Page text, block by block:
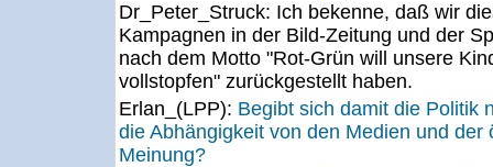
Dr_Peter_Struck: Ich bekenne, daß wir
Kampagnen in der Bild-Zeitung und der
nach dem Motto "Rot-Grün will unsere
vollstopfen" zurückgestellt haben.
Erlan_(LPP): Begibt sich damit die Politik
die Abhängigkeit von den Medien und der
Meinung?